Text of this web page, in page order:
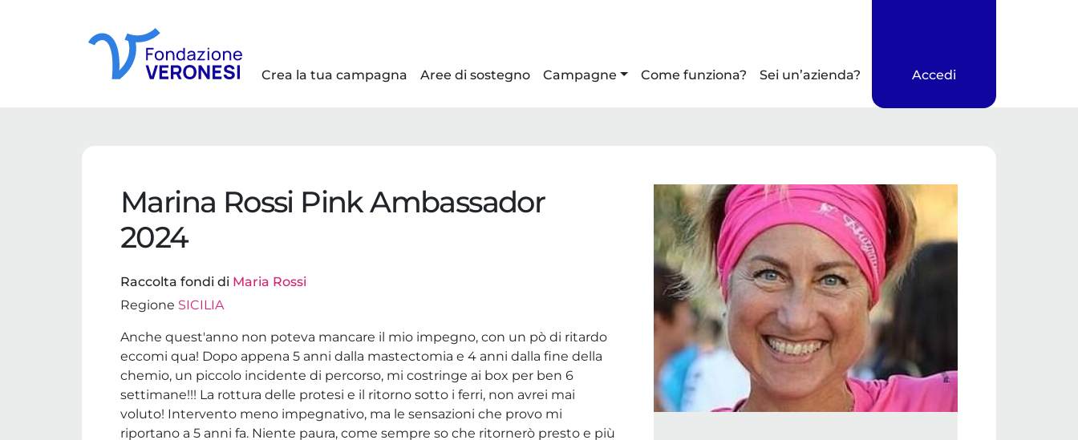
Crea la tua campagna Aree di sostegno Campagne Come funziona? Sei un’azienda? Accedi
Marina Rossi Pink Ambassador
2024
Raccolta fondi di Maria Rossi
Regione SICILIA
Anche quest'anno non poteva mancare il mio impegno, con un pò di ritardo
eccomi qua! Dopo appena 5 anni dalla mastectomia e 4 anni dalla fine della
chemio, un piccolo incidente di percorso, mi costringe ai box per ben 6
settimane!!! La rottura delle protesi e il ritorno sotto i ferri, non avrei mai
voluto! Intervento meno impegnativo, ma le sensazioni che provo mi
riportano a 5 anni fa. Niente paura, come sempre so che ritornerò presto e più